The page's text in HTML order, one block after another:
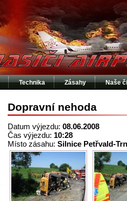
Technika Zásahy Naše
Dopravní nehoda
Datum výjezdu: 08.06.2008
Čas výjezdu: 10:28
Místo zásahu: Silnice Petřvald-